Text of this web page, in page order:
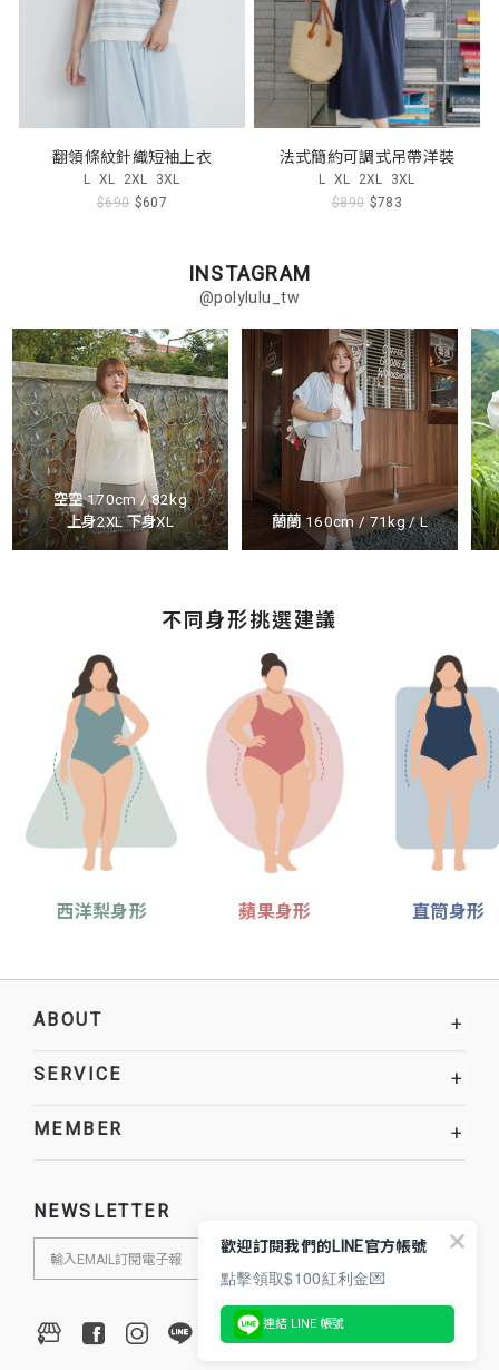
翻領條紋針織短袖上衣
L XL 2XL 3XL
$690 $607
法式簡約可調式吊帶洋裝
L XL 2XL 3XL
$890 $783
INSTAGRAM
@polylulu_tw
空空 170cm / 82kg
上身2XL 下身XL
蘭蘭 160cm / 71kg / L
不同身形挑選建議
西洋梨身形 蘋果身形 直筒身形
ABOUT +
SERVICE +
MEMBER +
NEWSLETTER
歡迎訂閱我們的LINE官方帳號
點擊領取$100紅利金💌
連結 LINE 帳號